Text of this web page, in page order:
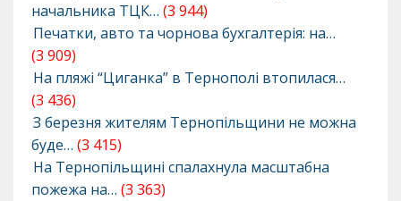
начальника ТЦК… (3 944)
Печатки, авто та чорнова бухгалтерія: на…
(3 909)
На пляжі “Циганка” в Тернополі втопилася…
(3 436)
З березня жителям Тернопільщини не можна
буде… (3 415)
На Тернопільщині спалахнула масштабна
пожежа на… (3 363)